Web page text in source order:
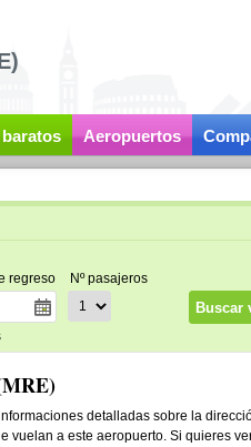
Aeropuertos
regreso Nº pasajeros
detalladas sobre la
vuelan a este aeropuerto. Si quieres